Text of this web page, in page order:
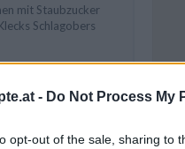
- Do Not Process My
opt-out of the sale, sharing to
mit Staubzucker
Schlagobers